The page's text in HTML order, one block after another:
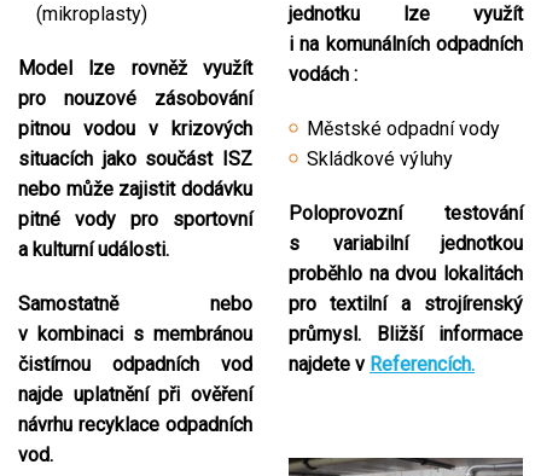
(mikroplasty)
Model lze rovněž využít
pro nouzové zásobování
pitnou vodou v krizových
situacích jako součást ISZ
nebo může zajistit dodávku
pitné vody pro sportovní
a kulturní události.
Samostatně nebo
v kombinaci s membránou
čistírnou odpadních vod
najde uplatnění při ověření
návrhu recyklace odpadních
vod.
jednotku lze využít
i na komunálních odpadních
vodách :
Městské odpadní vody
Skládkové výluhy
Poloprovozní testování
s variabilní jednotkou
proběhlo na dvou lokalitách
pro textilní a strojírenský
průmysl. Bližší informace
najdete v Referencích.